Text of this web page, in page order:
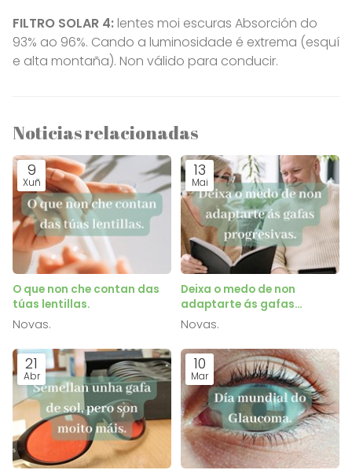
FILTRO SOLAR 4: lentes moi escuras Absorción do
93% ao 96%. Cando a luminosidade é extrema (esquí
e alta montaña). Non válido para conducir.
Noticias relacionadas
9
Xuñ
O que non che contan das
túas lentillas.
Novas.
13
Mai
Deixa o medo de non
adaptarte ás gafas
progresivas.
Novas.
21
Abr
10
Mar